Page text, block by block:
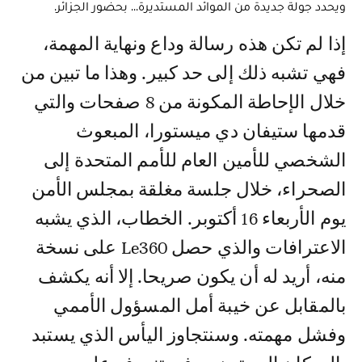
ويحدد جولة جديدة من الموائد المستديرة... بحضور الجزائر.
إذا لم تكن هذه رسالة وداع ونهاية المهمة،
فهي تشبه ذلك إلى حد كبير. وهذا ما تبين من
خلال الإحاطة المكونة من 8 صفحات والتي
قدمها ستيفان دي ميستورا، المبعوث
الشخصي للأمين العام للأمم المتحدة إلى
الصحراء، خلال جلسة مغلقة بمجلس الأمن
يوم الأربعاء 16 أكتوبر. الخطاب، الذي يشبه
الاعترافات والذي حصل Le360 على نسخة
منه، أريد له أن يكون صريحا. إلا أنه يكشف
بالمقابل عن خيبة أمل المسؤول الأممي
وفشل مهمته. وسنتجاوز اليأس الذي يستبد